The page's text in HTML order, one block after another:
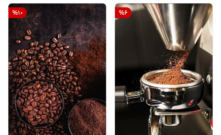
%6
%10